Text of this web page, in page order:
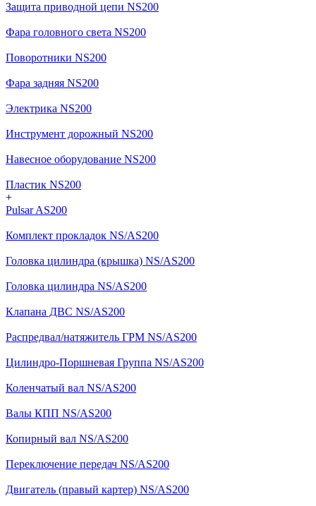
Защита приводной цепи NS200
Фара головного света NS200
Поворотники NS200
Фара задняя NS200
Электрика NS200
Инструмент дорожный NS200
Навесное оборудование NS200
Пластик NS200
+
Pulsar AS200
Комплект прокладок NS/AS200
Головка цилиндра (крышка) NS/AS200
Головка цилиндра NS/AS200
Клапана ДВС NS/AS200
Распредвал/натяжитель ГРМ NS/AS200
Цилиндро-Поршневая Группа NS/AS200
Коленчатый вал NS/AS200
Валы КПП NS/AS200
Копирный вал NS/AS200
Переключение передач NS/AS200
Двигатель (правый картер) NS/AS200